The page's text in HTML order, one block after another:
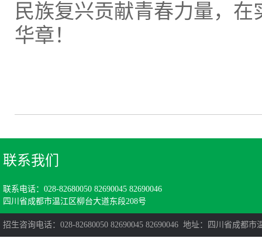
民族复兴贡献青春力量，
华章！
联系我们
联系电话：028-82680050 82690045 82690046
四川省成都市温江区柳台大道东段208号
招生咨询电话：028-82680050 82690045 82690046 地址：四川省成都